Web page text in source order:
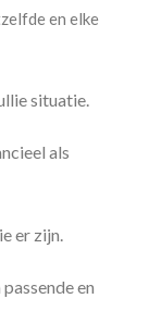
en elke
situatie.
als
er zijn.
en